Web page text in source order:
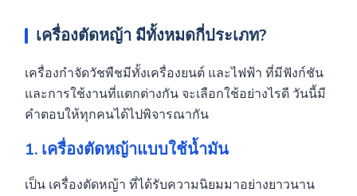
เครื่องตัดหญ้า มีทั้งหมดกี่ประเภท?
เครื่องกำจัดวัชพืชมีทั้งเครื่องยนต์ และไฟฟ้า ที่มีฟังก์ชัน
และการใช้งานที่แตกต่างกัน จะเลือกใช้อย่างไรดี วันนี้มี
คำตอบให้ทุกคนได้ไปพิจารณากัน
1. เครื่องตัดหญ้าแบบใช้น้ำมัน
เป็น เครื่องตัดหญ้า ที่ได้รับความนิยมมาอย่างยาวนาน